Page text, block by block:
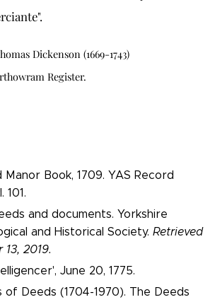
Dickenson (1669-1743)
Register.
Book, 1709. YAS Record
101.
and documents. Yorkshire
and Historical Society. Retrieved
2019.
June 20, 1775.
of Deeds (1704-1970). The Deeds